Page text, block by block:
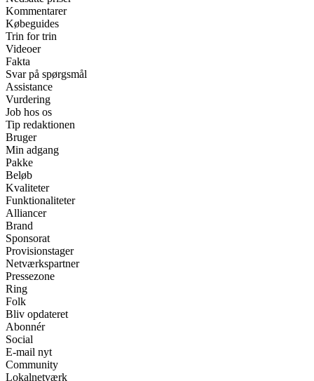
Kommentarer
Købeguides
Trin for trin
Videoer
Fakta
Svar på spørgsmål
Assistance
Vurdering
Job hos os
Tip redaktionen
Bruger
Min adgang
Pakke
Beløb
Kvaliteter
Funktionaliteter
Alliancer
Brand
Sponsorat
Provisionstager
Netværkspartner
Pressezone
Ring
Folk
Bliv opdateret
Abonnér
Social
E-mail nyt
Community
Lokalnetværk